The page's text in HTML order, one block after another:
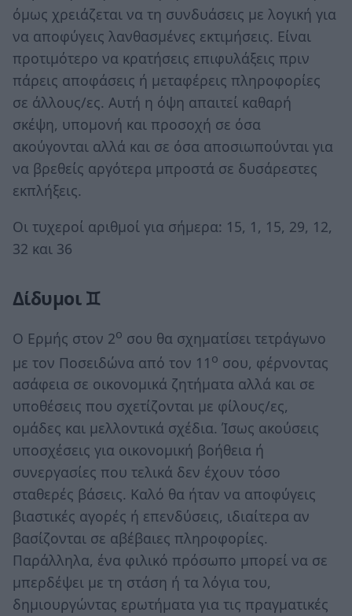
όμως χρειάζεται να τη συνδυάσεις με λογική για
να αποφύγεις λανθασμένες εκτιμήσεις. Είναι
προτιμότερο να κρατήσεις επιφυλάξεις πριν
πάρεις αποφάσεις ή μεταφέρεις πληροφορίες
σε άλλους/ες. Αυτή η όψη απαιτεί καθαρή
σκέψη, υπομονή και προσοχή σε όσα
ακούγονται αλλά και σε όσα αποσιωπούνται για
να βρεθείς αργότερα μπροστά σε δυσάρεστες
εκπλήξεις.
Οι τυχεροί αριθμοί για σήμερα: 15, 1, 15, 29, 12,
32 και 36
Δίδυμοι ♊
Ο Ερμής στον 2ο σου θα σχηματίσει τετράγωνο
με τον Ποσειδώνα από τον 11 ο σου, φέρνοντας
ασάφεια σε οικονομικά ζητήματα αλλά και σε
υποθέσεις που σχετίζονται με φίλους/ες,
ομάδες και μελλοντικά σχέδια. Ίσως ακούσεις
υποσχέσεις για οικονομική βοήθεια ή
συνεργασίες που τελικά δεν έχουν τόσο
σταθερές βάσεις. Καλό θα ήταν να αποφύγεις
βιαστικές αγορές ή επενδύσεις, ιδιαίτερα αν
βασίζονται σε αβέβαιες πληροφορίες.
Παράλληλα, ένα φιλικό πρόσωπο μπορεί να σε
μπερδέψει με τη στάση ή τα λόγια του,
δημιουργώντας ερωτήματα για τις πραγματικές